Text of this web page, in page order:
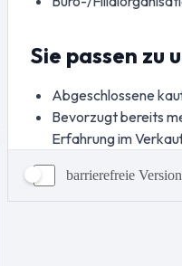
barrierefreie Version